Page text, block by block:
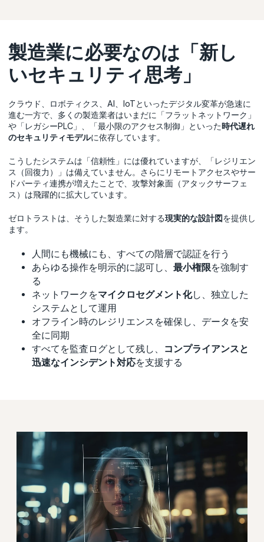
製造業に必要なのは「新し
いセキュリティ思考」
クラウド、ロボティクス、AI、IoTといったデジタル変革が急速に
進む一方で、多くの製造業者はいまだに「フラットネットワーク」
や「レガシーPLC」、「最小限のアクセス制御」といった時代遅れ
のセキュリティモデルに依存しています。
こうしたシステムは「信頼性」には優れていますが、「レジリエン
ス（回復力）」は備えていません。さらにリモートアクセスやサー
ドパーティ連携が増えたことで、攻撃対象面（アタックサーフェ
ス）は飛躍的に拡大しています。
ゼロトラストは、そうした製造業に対する現実的な設計図を提供し
ます。
人間にも機械にも、すべての階層で認証を行う
あらゆる操作を明示的に認可し、 最小権限を強制す
る
ネットワークをマイクロセグメント化し、独立した
システムとして運用
オフライン時のレジリエンスを確保し、データを安
全に同期
すべてを監査ログとして残し、
コンプライアンスと
迅速なインシデント対応を支援する